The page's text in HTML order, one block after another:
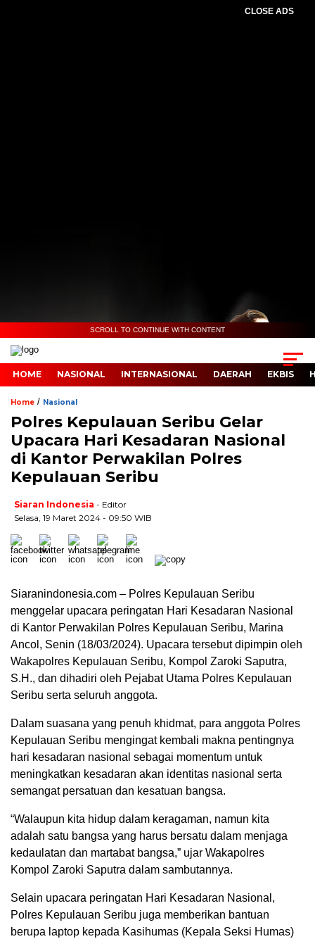
CLOSE ADS
00:04
00:00
00:05
SCROLL TO CONTINUE WITH CONTENT
HOME NASIONAL INTERNASIONAL DAERAH EKBIS
Home / Nasional
Polres Kepulauan Seribu Gelar
Upacara Hari Kesadaran Nasional
di Kantor Perwakilan Polres
Kepulauan Seribu
Siaran Indonesia - Editor
Selasa, 19 Maret 2024 - 09:50 WIB
Siaranindonesia.com – Polres Kepulauan Seribu
menggelar upacara peringatan Hari Kesadaran Nasional
di Kantor Perwakilan Polres Kepulauan Seribu, Marina
Ancol, Senin (18/03/2024). Upacara tersebut dipimpin oleh
Wakapolres Kepulauan Seribu, Kompol Zaroki Saputra,
S.H., dan dihadiri oleh Pejabat Utama Polres Kepulauan
Seribu serta seluruh anggota.
Dalam suasana yang penuh khidmat, para anggota Polres
Kepulauan Seribu mengingat kembali makna pentingnya
hari kesadaran nasional sebagai momentum untuk
meningkatkan kesadaran akan identitas nasional serta
semangat persatuan dan kesatuan bangsa.
“Walaupun kita hidup dalam keragaman, namun kita
adalah satu bangsa yang harus bersatu dalam menjaga
kedaulatan dan martabat bangsa,” ujar Wakapolres
Kompol Zaroki Saputra dalam sambutannya.
Selain upacara peringatan Hari Kesadaran Nasional,
Polres Kepulauan Seribu juga memberikan bantuan
berupa laptop kepada Kasihumas (Kepala Seksi Humas)